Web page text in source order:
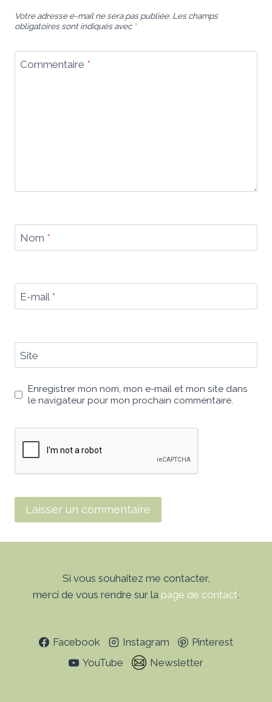
Votre adresse e-mail ne sera pas publiée. Les champs
obligatoires sont indiqués avec *
Commentaire *
Nom *
E-mail *
Site
Enregistrer mon nom, mon e-mail et mon site dans
le navigateur pour mon prochain commentaire.
Si vous souhaitez me contacter,
merci de vous rendre sur la page de contact.
Facebook Instagram
Pinterest
YouTube
Newsletter